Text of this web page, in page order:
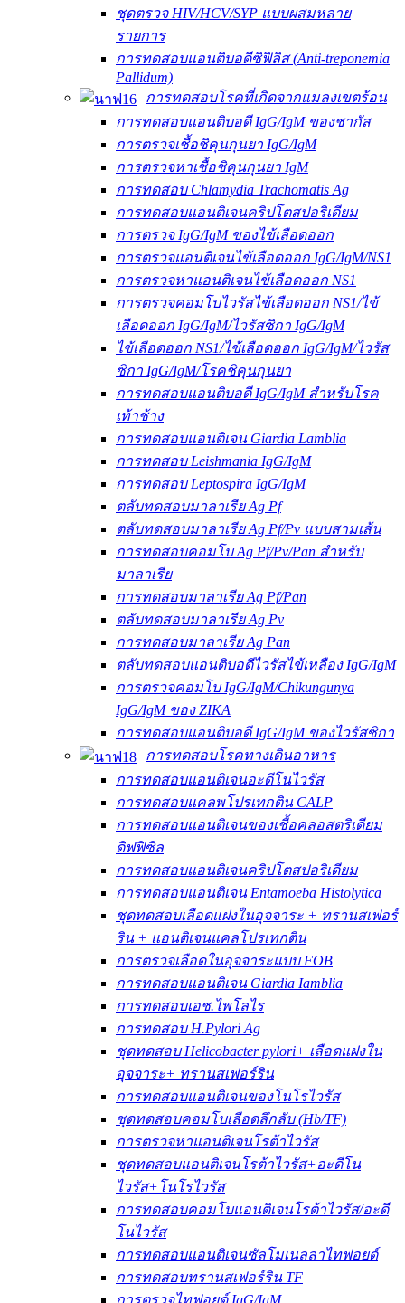
ชุดตรวจ HIV/HCV/SYP แบบผสมหลาย
รายการ
การทดสอบแอนติบอดีซิฟิลิส (Anti-treponemia
Pallidum)
การทดสอบโรคที่เกิดจากแมลงเขตร้อน
การทดสอบแอนติบอดี IgG/IgM ของชากัส
การตรวจเชื้อชิคุนกุนยา IgG/IgM
การตรวจหาเชื้อชิคุนกุนยา IgM
การทดสอบ Chlamydia Trachomatis Ag
การทดสอบแอนติเจนคริปโตสปอริเดียม
การตรวจ IgG/IgM ของไข้เลือดออก
การตรวจแอนติเจนไข้เลือดออก IgG/IgM/NS1
การตรวจหาแอนติเจนไข้เลือดออก NS1
การตรวจคอมโบไวรัสไข้เลือดออก NS1/ไข้
เลือดออก IgG/IgM/ไวรัสซิกา IgG/IgM
ไข้เลือดออก NS1/ไข้เลือดออก IgG/IgM/ไวรัส
ซิกา IgG/IgM/โรคชิคุนกุนยา
การทดสอบแอนติบอดี IgG/IgM สำหรับโรค
เท้าช้าง
การทดสอบแอนติเจน Giardia Lamblia
การทดสอบ Leishmania IgG/IgM
การทดสอบ Leptospira IgG/IgM
ตลับทดสอบมาลาเรีย Ag Pf
ตลับทดสอบมาลาเรีย Ag Pf/Pv แบบสามเส้น
การทดสอบคอมโบ Ag Pf/Pv/Pan สำหรับ
มาลาเรีย
การทดสอบมาลาเรีย Ag Pf/Pan
ตลับทดสอบมาลาเรีย Ag Pv
การทดสอบมาลาเรีย Ag Pan
ตลับทดสอบแอนติบอดีไวรัสไข้เหลือง IgG/IgM
การตรวจคอมโบ IgG/IgM/Chikungunya
IgG/IgM ของ ZIKA
การทดสอบแอนติบอดี IgG/IgM ของไวรัสซิกา
การทดสอบโรคทางเดินอาหาร
การทดสอบแอนติเจนอะดีโนไวรัส
การทดสอบแคลพโปรเทกติน CALP
การทดสอบแอนติเจนของเชื้อคลอสตริเดียม
ดิฟฟิซิล
การทดสอบแอนติเจนคริปโตสปอริเดียม
การทดสอบแอนติเจน Entamoeba Histolytica
ชุดทดสอบเลือดแฝงในอุจจาระ + ทรานสเฟอร์
ริน + แอนติเจนแคลโปรเทกติน
การตรวจเลือดในอุจจาระแบบ FOB
การทดสอบแอนติเจน Giardia Iamblia
การทดสอบเอช.ไพโลไร
การทดสอบ H.Pylori Ag
ชุดทดสอบ Helicobacter pylori+ เลือดแฝงใน
อุจจาระ+ ทรานสเฟอร์ริน
การทดสอบแอนติเจนของโนโรไวรัส
ชุดทดสอบคอมโบเลือดลึกลับ (Hb/TF)
การตรวจหาแอนติเจนโรต้าไวรัส
ชุดทดสอบแอนติเจนโรต้าไวรัส+อะดีโน
ไวรัส+โนโรไวรัส
การทดสอบคอมโบแอนติเจนโรต้าไวรัส/อะดี
โนไวรัส
การทดสอบแอนติเจนซัลโมเนลลาไทฟอยด์
การทดสอบทรานสเฟอร์ริน TF